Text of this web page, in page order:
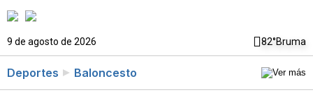
9 de agosto de 2026 82°Bruma
Deportes Baloncesto